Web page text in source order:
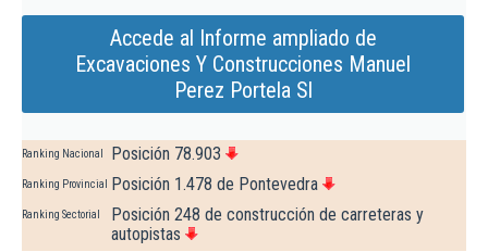
Accede al Informe ampliado de
Excavaciones Y Construcciones Manuel
Perez Portela Sl
Ranking Nacional Posición 78.903
Ranking Provincial Posición 1.478 de Pontevedra
Ranking Sectorial
Posición 248 de construcción de carreteras y
autopistas